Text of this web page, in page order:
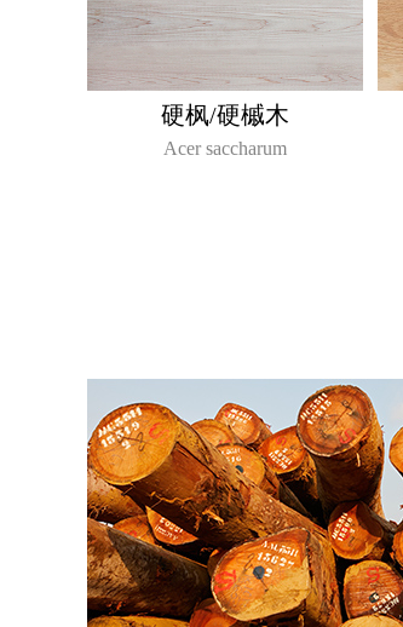
硬枫/硬槭木
Acer saccharum